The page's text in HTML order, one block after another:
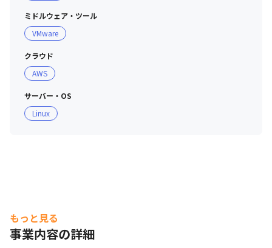
ミドルウェア・ツール
VMware
クラウド
AWS
サーバー・OS
Linux
もっと見る
事業内容の詳細